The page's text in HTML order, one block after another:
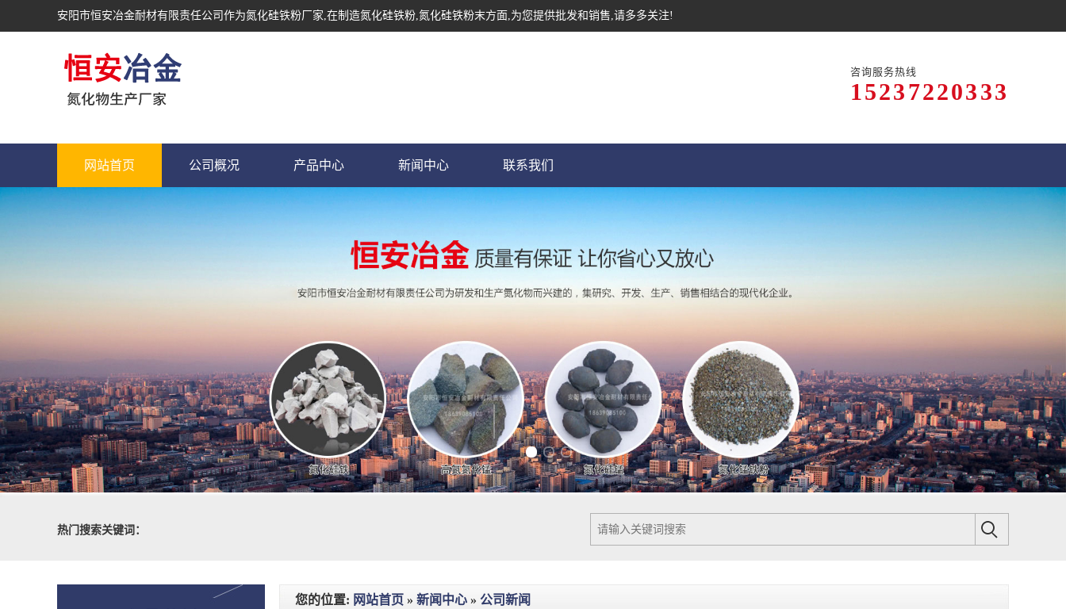
安阳市恒安冶金耐材有限责任公司作为氮化硅铁粉厂家,在制造氮化硅铁粉,氮化硅铁粉末方面,为您提供批发和销售,请多多关注!
咨询服务热线
15237220333
网站首页 公司概况 产品中心 新闻中心 联系我们
热门搜索关键词：
您的位置: 网站首页 » 新闻中心 » 公司新闻